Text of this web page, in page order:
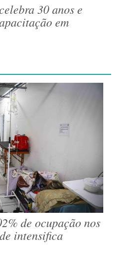
30 anos e
em
de ocupação nos
intensifica